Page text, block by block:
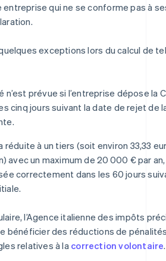
entreprise qui ne se conforme pas à
exceptions lors du calcul de
n’est prévue si l’entreprise dépose la
cinq jours suivant la date de rejet de
réduite à un tiers (soit environ 33,33
avec un maximum de 20 000 € par
correctement dans les 60 jours
l’Agence italienne des impôts
bénéficier des réductions de
relatives à la correction volontaire.